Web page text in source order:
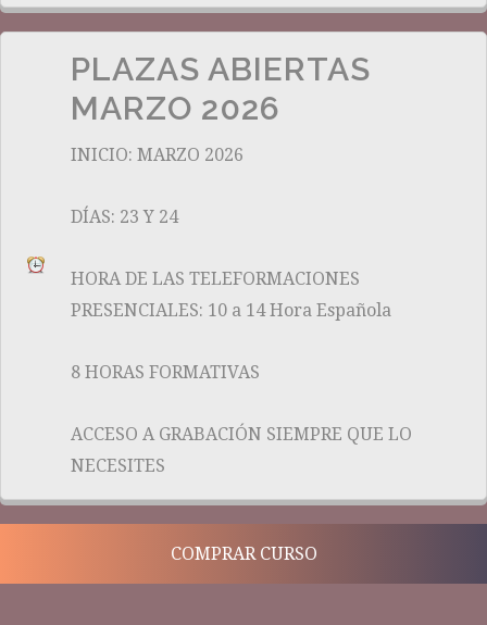
PLAZAS ABIERTAS
MARZO 2026
INICIO: MARZO 2026
DÍAS: 23 Y 24
HORA DE LAS TELEFORMACIONES
PRESENCIALES: 10 a 14 Hora Española
8 HORAS FORMATIVAS
ACCESO A GRABACIÓN SIEMPRE QUE LO
NECESITES
COMPRAR CURSO